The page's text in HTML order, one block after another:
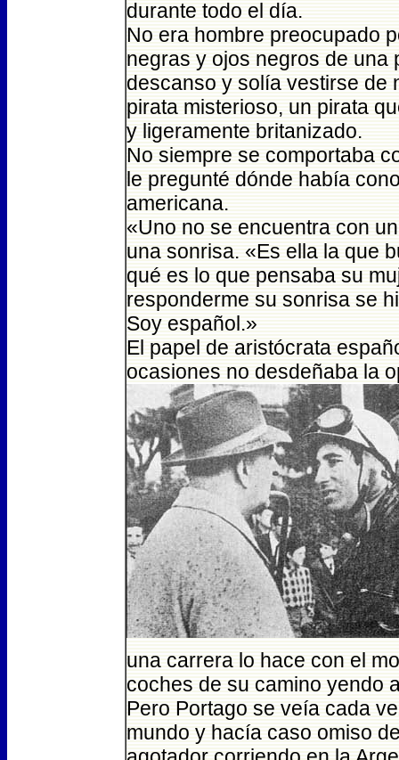
durante todo el día.
No era hombre preocupado
negras y ojos negros de una
descanso y solía vestirse de
pirata misterioso, un pirata
y ligeramente britanizado.
No siempre se comportaba
le pregunté dónde había
americana.
«Uno no se encuentra con
una sonrisa. «Es ella la que
qué es lo que pensaba su
responderme su sonrisa se
Soy español.»
El papel de aristócrata
ocasiones no desdeñaba la
una carrera lo hace con el
coches de su camino yendo
Pero Portago se veía cada
mundo y hacía caso omiso